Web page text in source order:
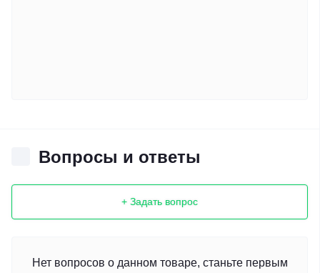
Вопросы и ответы
+ Задать вопрос
Нет вопросов о данном товаре, станьте первым